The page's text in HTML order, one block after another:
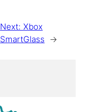
Next: Xbox
SmartGlass
→